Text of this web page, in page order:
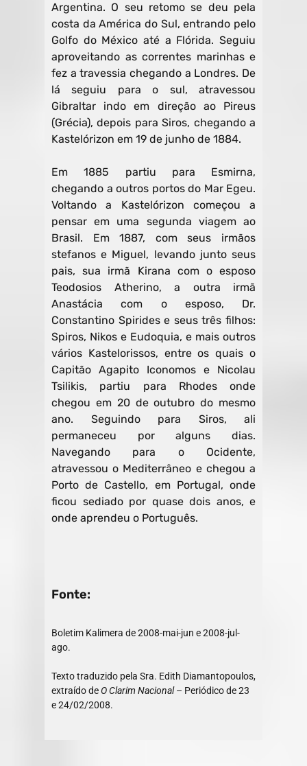
Argentina. O seu retomo se deu pela
costa da América do Sul, entrando pelo
Golfo do México até a Flórida. Seguiu
aproveitando as correntes marinhas e
fez a travessia chegando a Londres. De
lá seguiu para o sul, atravessou
Gibraltar indo em direção ao Pireus
(Grécia), depois para Siros, chegando a
Kastelórizon em 19 de junho de 1884.
Em 1885 partiu para Esmirna,
chegando a outros portos do Mar Egeu.
Voltando a Kastelórizon começou a
pensar em uma segunda viagem ao
Brasil. Em 1887, com seus irmãos
stefanos e Miguel, levando junto seus
pais, sua irmã Kirana com o esposo
Teodosios Atherino, a outra irmã
Anastácia com o esposo, Dr.
Constantino Spirides e seus três filhos:
Spiros, Nikos e Eudoquia, e mais outros
vários Kastelorissos, entre os quais o
Capitão Agapito Iconomos e Nicolau
Tsilikis, partiu para Rhodes onde
chegou em 20 de outubro do mesmo
ano. Seguindo para Siros, ali
permaneceu por alguns dias.
Navegando para o Ocidente,
atravessou o Mediterrâneo e chegou a
Porto de Castello, em Portugal, onde
ficou sediado por quase dois anos, e
onde aprendeu o Português.
Fonte:
Boletim Kalimera de 2008-mai-jun e 2008-jul-
ago.
Texto traduzido pela Sra. Edith Diamantopoulos,
extraído deO Clarim Nacional– Periódico de 23
e 24/02/2008.